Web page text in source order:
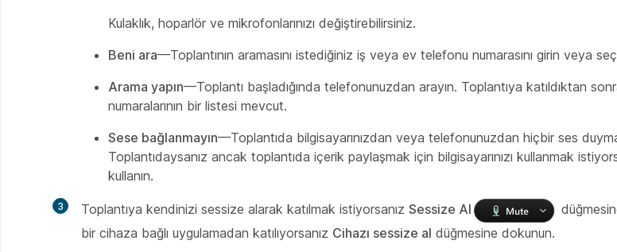
Kulaklık, hoparlör ve mikrofonlarınızı değiştirebilirsiniz.
Beni ara—Toplantının aramasını istediğiniz iş veya ev telefonu numarasını girin veya
Arama yapın—Toplantı başladığında telefonunuzdan arayın. Toplantıya katıldıktan
numaralarının bir listesi mevcut.
Sese bağlanmayın—Toplantıda bilgisayarınızdan veya telefonunuzdan hiçbir ses
Toplantıdaysanız ancak toplantıda içerik paylaşmak için bilgisayarınızı kullanmak
kullanın.
Toplantıya kendinizi sessize alarak katılmak istiyorsanız Sessize Al
bir cihaza bağlı uygulamadan katılıyorsanız Cihazı sessize al düğmesine dokunun.